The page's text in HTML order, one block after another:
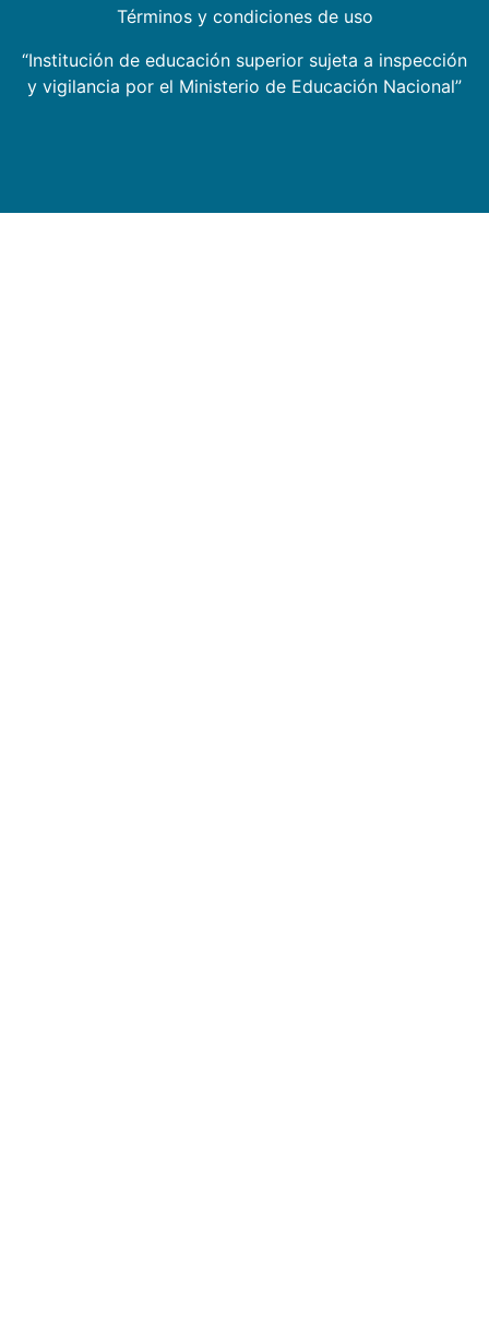
Términos y condiciones de uso
“Institución de educación superior sujeta a inspección
y vigilancia por el Ministerio de Educación Nacional”